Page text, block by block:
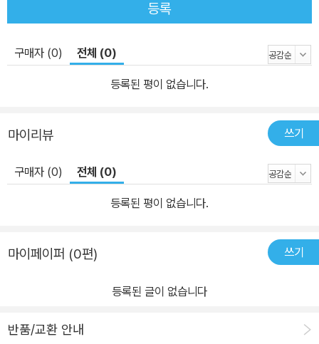
등록
구매자 (0) 전체 (0)
등록된 평이 없습니다.
마이리뷰 쓰기
구매자 (0) 전체 (0)
등록된 평이 없습니다.
마이페이퍼 (0편) 쓰기
등록된 글이 없습니다
반품/교환 안내